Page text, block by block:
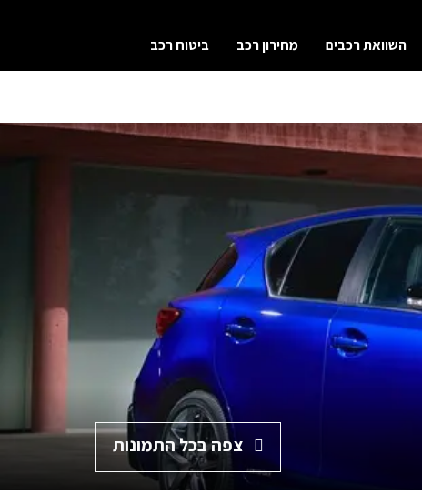
השוואת רכבים מחירון רכב ביטוח רכב
צפה בכל התמונות